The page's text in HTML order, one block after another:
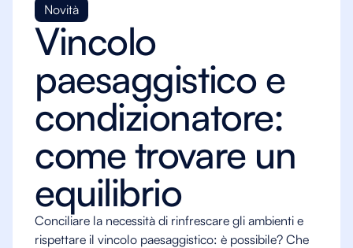
Novità
Vincolo
paesaggistico e
condizionatore:
come trovare un
equilibrio
Conciliare la necessità di rinfrescare gli ambienti e
rispettare il vincolo paesaggistico: è possibile? Che